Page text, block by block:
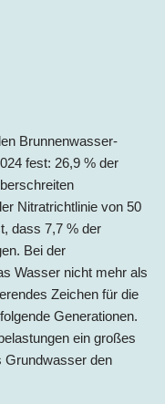
Brunnenwasser-
fest: 26,9 % der
Nitratrichtlinie von 50
dass 7,7 % der
Bei der
Wasser nicht mehr als
Zeichen für die
Generationen.
ein großes
Grundwasser den